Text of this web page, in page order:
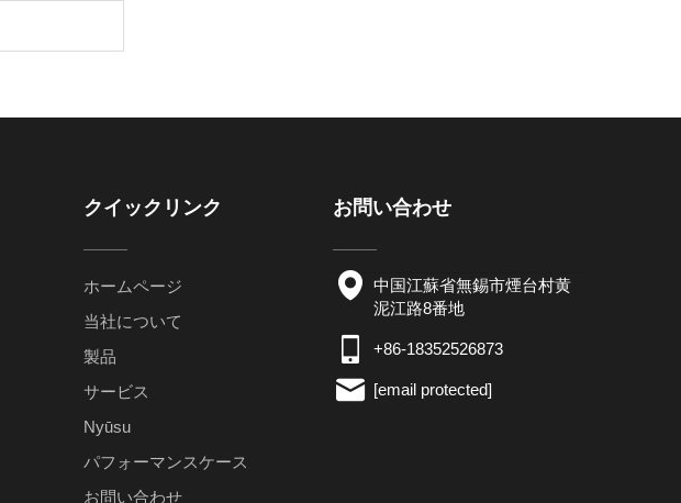
クイックリンク
ホームページ
当社について
製品
サービス
Nyūsu
パフォーマンスケース
お問い合わせ
お問い合わせ
中国江蘇省無錫市煙台村黄
泥江路8番地
+86-18352526873
[email protected]